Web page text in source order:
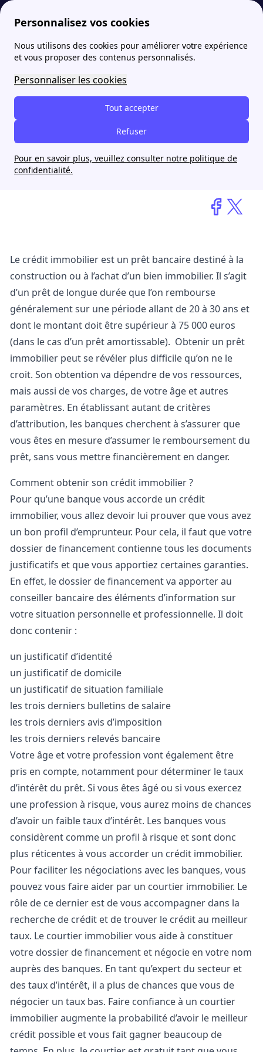
Personnalisez vos cookies
Nous utilisons des cookies pour améliorer votre expérience
et vous proposer des contenus personnalisés.
Personnaliser les cookies
Tout accepter
Refuser
Pour en savoir plus, veuillez consulter notre politique de
confidentialité.
papernest blog Comment et quand contracter un crédit immobilier ?
Comment et quand
contracter un crédit
immobilier ?
Virgile Fanucci
Le crédit immobilier est un prêt bancaire destiné à la
construction ou à l’achat d’un bien immobilier. Il s’agit
d’un prêt de longue durée que l’on rembourse
généralement sur une période allant de 20 à 30 ans et
dont le montant doit être supérieur à 75 000 euros
(dans le cas d’un prêt amortissable). Obtenir un prêt
immobilier peut se révéler plus difficile qu’on ne le
croit. Son obtention va dépendre de vos ressources,
mais aussi de vos charges, de votre âge et autres
paramètres. En établissant autant de critères
d’attribution, les banques cherchent à s’assurer que
vous êtes en mesure d’assumer le remboursement du
prêt, sans vous mettre financièrement en danger.
Comment obtenir son crédit immobilier ?
Pour qu’une banque vous accorde un crédit
immobilier, vous allez devoir lui prouver que vous avez
un bon profil d’emprunteur. Pour cela, il faut que votre
dossier de financement contienne tous les documents
justificatifs et que vous apportiez certaines garanties.
En effet, le dossier de financement va apporter au
conseiller bancaire des éléments d’information sur
votre situation personnelle et professionnelle. Il doit
donc contenir :
un justificatif d’identité
un justificatif de domicile
un justificatif de situation familiale
les trois derniers bulletins de salaire
les trois derniers avis d’imposition
les trois derniers relevés bancaire
Votre âge et votre profession vont également être
pris en compte, notamment pour déterminer le taux
d’intérêt du prêt. Si vous êtes âgé ou si vous exercez
une profession à risque, vous aurez moins de chances
d’avoir un faible taux d’intérêt. Les banques vous
considèrent comme un profil à risque et sont donc
plus réticentes à vous accorder un crédit immobilier.
Pour faciliter les négociations avec les banques, vous
pouvez vous faire aider par un courtier immobilier. Le
rôle de ce dernier est de vous accompagner dans la
recherche de crédit et de trouver le crédit au meilleur
taux. Le courtier immobilier vous aide à constituer
votre dossier de financement et négocie en votre nom
auprès des banques. En tant qu’expert du secteur et
des taux d’intérêt, il a plus de chances que vous de
négocier un taux bas. Faire confiance à un courtier
immobilier augmente la probabilité d’avoir le meilleur
crédit possible et vous fait gagner beaucoup de